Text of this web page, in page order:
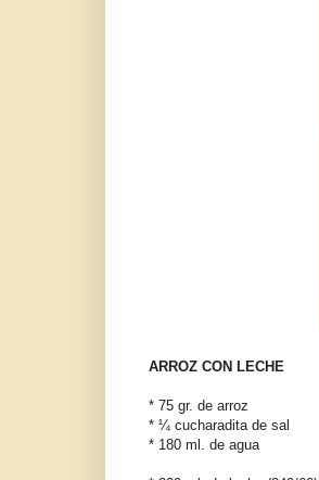
ARROZ CON LECHE
* 75 gr. de arroz
* ¼ cucharadita de sal
* 180 ml. de agua